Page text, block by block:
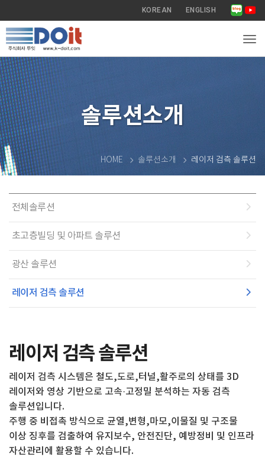
KOREAN ENGLISH
솔루션소개
HOME 솔루션소개 레이저 검측 솔루션
전체솔루션
초고층빌딩 및 아파트 솔루션
광산 솔루션
레이저 검측 솔루션
레이저 검측 솔루션
레이저 검측 시스템은 철도,도로,터널,활주로의 상태를 3D
레이저와 영상 기반으로 고속·고정밀 분석하는 자동 검측
솔루션입니다.
주행 중 비접촉 방식으로 균열,변형,마모,이물질 및 구조물
이상 징후를 검출하여 유지보수, 안전진단, 예방정비 및 인프라
자산관리에 활용할 수 있습니다.